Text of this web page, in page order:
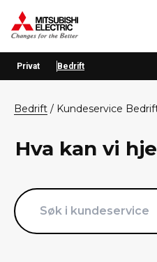
Hopp
menyen
Hopp
Hopp
Privat Bedrift
bedrift / Kundeservice
Hva kan vi